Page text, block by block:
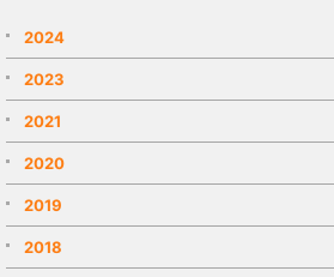
2024
2023
2021
2020
2019
2018